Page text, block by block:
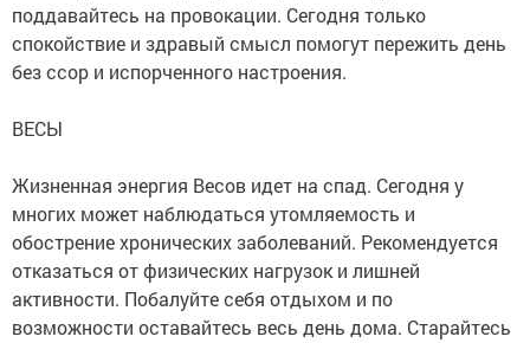
поддавайтесь на провокации. Сегодня только
спокойствие и здравый смысл помогут пережить день
без ссор и испорченного настроения.
ВЕСЫ
Жизненная энергия Весов идет на спад. Сегодня у
многих может наблюдаться утомляемость и
обострение хронических заболеваний. Рекомендуется
отказаться от физических нагрузок и лишней
активности. Побалуйте себя отдыхом и по
возможности оставайтесь весь день дома. Старайтесь